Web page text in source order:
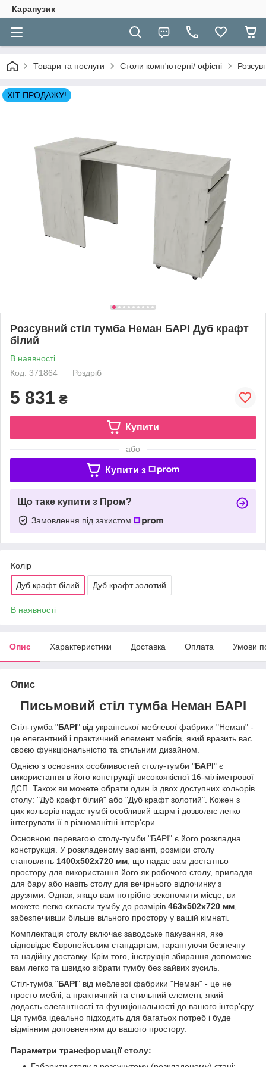
Карапузик
Товари та послуги Столи комп'ютерні/ офісні
ХІТ ПРОДАЖУ!
Розсувний стіл тумба Неман БАРІ Дуб крафт
білий
В наявності
Код: 371864
Роздріб
5 831 ₴
Купити
або
Купити з
Що таке купити з Пром?
Замовлення під захистом
Колір
Дуб крафт білий Дуб крафт золотий
В наявності
Опис Характеристики Доставка Оплата Умови
Опис
Письмовий стіл тумба Неман БАРІ
Стіл-тумба "БАРІ" від української меблевої фабрики "Неман" -
це елегантний і практичний елемент меблів, який вразить вас
своєю функціональністю та стильним дизайном.
Однією з основних особливостей столу-тумби "БАРІ" є
використання в його конструкції високоякісної 16-міліметрової
ДСП. Також ви можете обрати один із двох доступних кольорів
столу: "Дуб крафт білий" або "Дуб крафт золотий". Кожен з
цих кольорів надає тумбі особливий шарм і дозволяє легко
інтегрувати її в різноманітні інтер'єри.
Основною перевагою столу-тумби "БАРІ" є його розкладна
конструкція. У розкладеному варіанті, розміри столу
становлять 1400х502х720 мм, що надає вам достатньо
простору для використання його як робочого столу, приладдя
для бару або навіть столу для вечірнього відпочинку з
друзями. Однак, якщо вам потрібно зекономити місце, ви
можете легко скласти тумбу до розмірів 463х502х720 мм,
забезпечивши більше вільного простору у вашій кімнаті.
Комплектація столу включає заводське пакування, яке
відповідає Європейським стандартам, гарантуючи безпечну
та надійну доставку. Крім того, інструкція збирання допоможе
вам легко та швидко зібрати тумбу без зайвих зусиль.
Стіл-тумба "БАРІ" від меблевої фабрики "Неман" - це не
просто меблі, а практичний та стильний елемент, який
додасть елегантності та функціональності до вашого інтер'єру.
Ця тумба ідеально підходить для багатьох потреб і буде
відмінним доповненням до вашого простору.
Параметри трансформації столу: